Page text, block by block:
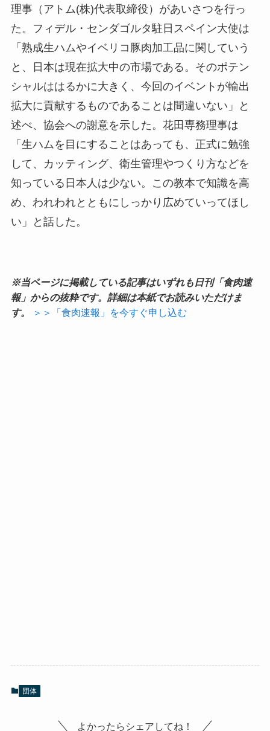
理事（アトム(株)代表取締役）があいさつを行っ
た。フィデル・センダゴルタ駐日スペイン大使は
「熟成生ハムやイベリコ豚肉加工品に関していう
と、日本は現在拡大中の市場である。そのポテン
シャルははるかに大きく、今回のイベントが輸出
拡大に貢献するものであることは間違いない」と
述べ、協会への謝意を示した。花田専務理事は
「生ハムを目にすることはあっても、正式に勉強
して、カッティング、衛生管理やつくり方などを
知っている日本人は少ない。この教本で知識を高
め、われわれとともにしっかり広めていってほし
い」と話した。
※当ページに掲載している記事はいずれも日刊「食肉速
報」からの抜粋です。詳細は本紙でお読みいただけま
す。
＞＞「食肉速報」を今すぐ申し込む
団体
よかったらシェアしてね！